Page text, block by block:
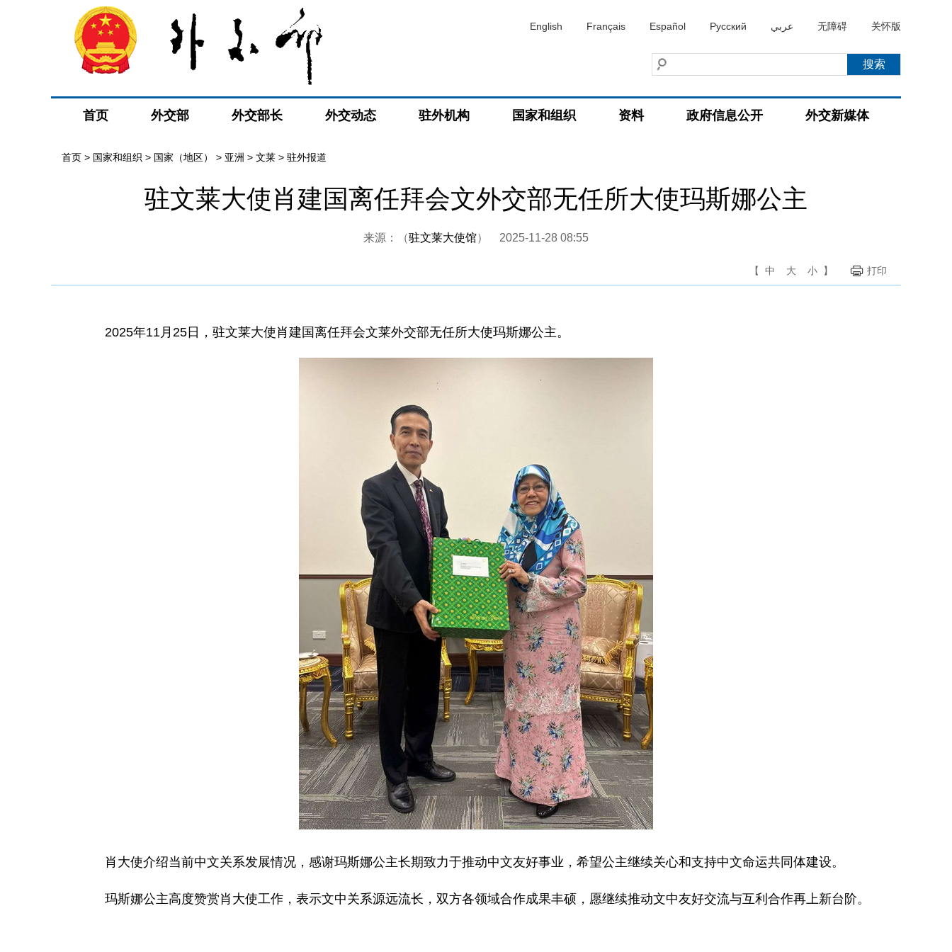
English Français Español Русский عربي 无障碍 关怀版
首页 外交部 外交部长 外交动态 驻外机构 国家和组织 资料 政府信息公开 外交新媒体
首页 > 国家和组织 > 国家（地区） > 亚洲 > 文莱 > 驻外报道
驻文莱大使肖建国离任拜会文外交部无任所大使玛斯娜公主
来源：（驻文莱大使馆） 2025-11-28 08:55
【 中 大 小 】 打印
2025年11月25日，驻文莱大使肖建国离任拜会文莱外交部无任所大使玛斯娜公主。
肖大使介绍当前中文关系发展情况，感谢玛斯娜公主长期致力于推动中文友好事业，希望公主继续关心和支持中文命运共同体建设。
玛斯娜公主高度赞赏肖大使工作，表示文中关系源远流长，双方各领域合作成果丰硕，愿继续推动文中友好交流与互利合作再上新台阶。